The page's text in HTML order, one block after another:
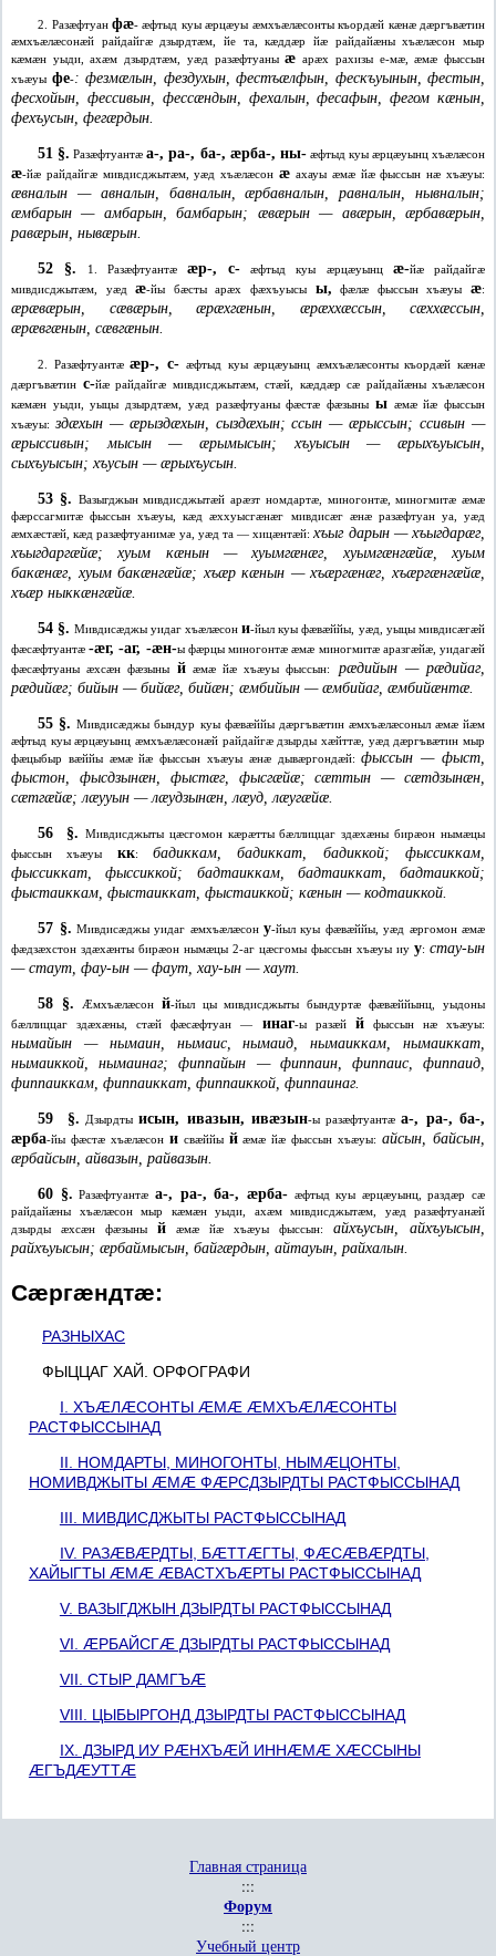
2. Разæфтуанфæ- æфтыд куы æрцæуы æмхъæлæсонты къордæй кæнæ дæргъвæтин
æмхъæлæсонæй райдайгæ дзырдтæм, йе та, кæддæр йæ райдайæны хъæлæсон мыр
кæмæн уыди, ахæм дзырдтæм, уæд разæфтуаныæ арæх рахизы е-мæ, æмæ фыссын
хъæуы фе-: фезмæлын, фездухын, фестъæлфын, фескъуынын, фестын,
фесхойын, фессивын, фессæндын, фехалын, фесафын, фегом кæнын,
фехъусын, фегæрдын.
51 §. Разæфтуантæа-, ра-, ба-, æрба-, ны-æфтыд куы æрцæуынц хъæлæсон
æ-йæ райдайгæ мивдисджытæм, уæд хъæлæсонæ ахауы æмæ йæ фыссын нæ хъæуы:
æвналын — авналын, бавналын, æрбавналын, равналын, нывналын;
æмбарын — амбарын, бамбарын; æвæрын — авæрын, æрбавæрын,
равæрын, нывæрын.
52 §. 1. Разæфтуантæ æр-, с- æфтыд куы æрцæуынц æ-йæ райдайгæ
мивдисджытæм, уæдæ-йы бæсты арæх фæхъуысы ы, фæлæ фыссын хъæуыæ:
æрæвæрын, сæвæрын, æрæхгæнын, æрæххæссын, сæххæссын,
æрæвгæнын, сæвгæнын.
2. Разæфтуантææр-, с-æфтыд куы æрцæуынц æмхъæлæсонты къордæй кæнæ
дæргъвæтин с-йæ райдайгæ мивдисджытæм, стæй, кæддæр сæ райдайæны хъæлæсон
кæмæн уыди, уыцы дзырдтæм, уæд разæфтуаны фæстæ фæзыны ыæмæ йæ фыссын
хъæуы: здæхын — æрыздæхын, сыздæхын; ссын — æрыссын; ссивын —
æрыссивын; мысын — æрымысын; хъуысын — æрыхъуысын,
сыхъуысын; хъусын — æрыхъусын.
53 §.
Вазыгджын мивдисджытæй арæзт номдартæ, миногонтæ, миногмитæ æмæ
фæрссагмитæ фыссын хъæуы, кæд æххуысгæнæг мивдисæг æнæ разæфтуан уа, уæд
æмхæстæй, кæд разæфтуанимæ уа, уæд та — хицæнтæй:хъыг дарын — хъыгдарæг,
хъыгдаргæйæ; хуым кæнын — хуымгæнæг, хуымгæнгæйæ, хуым
бакæнæг, хуым бакæнгæйæ; хъæр кæнын — хъæргæнæг, хъæргæнгæйæ,
хъæр ныккæнгæйæ.
54 §. Мивдисæджы уидаг хъæлæсони-йыл куы фæвæййы, уæд, уыцы мивдисæгæй
фæсæфтуантæ-æг, -аг, -æн-ы фæрцы миногонтæ æмæ миногмитæ аразгæйæ, уидагæй
фæсæфтуаны æхсæн фæзыны йæмæ йæ хъæуы фыссын:
рæдийын — рæдийаг,
рæдийæг; бийын — бийæг, бийæн; æмбийын — æмбийаг, æмбийæнтæ.
55 §.Мивдисæджы бындур куы фæвæййы дæргъвæтин æмхъæлæсоныл æмæ йæм
æфтыд куы æрцæуынц æмхъæлæсонæй райдайгæ дзырды хæйттæ, уæд дæргъвæтин мыр
фæцыбыр вæййы æмæ йæ фыссын хъæуы æнæ дывæргондæй:фыссын — фыст,
фыстон, фысдзынæн, фыстæг, фысгæйæ; сæттын — сæтдзынæн,
сæтгæйæ; лæууын — лæудзынæн, лæуд, лæугæйæ.
56 §.
Мивдисджыты цæсгомон кæрæтты бæллиццаг здæхæны бирæон нымæцы
фыссын хъæуы кк:бадиккам, бадиккат, бадиккой; фыссиккам,
фыссиккат, фыссиккой; бадтаиккам, бадтаиккат, бадтаиккой;
фыстаиккам, фыстаиккат, фыстаиккой; кæнын — кодтаиккой.
57 §. Мивдисæджы уидаг æмхъæлæсону-йыл куы фæвæййы, уæд æргомон æмæ
фæдзæхстон здæхæнты бирæон нымæцы 2-аг цæсгомы фыссын хъæуы иу у: стау-ын
— стаут, фау-ын — фаут, хау-ын — хаут.
58 §. Æмхъæлæсон й-йыл цы мивдисджыты бындуртæ фæвæййынц, уыдоны
бæллиццаг здæхæны, стæй фæсæфтуан — инаг-ы разæй йфыссын нæ хъæуы:
нымайын — нымаин, нымаис, нымаид, нымаиккам, нымаиккат,
нымаиккой, нымаинаг; фиппайын — фиппаин, фиппаис, фиппаид,
фиппаиккам, фиппаиккат, фиппаиккой, фиппаинаг.
59 §. Дзырдтыисын, ивазын, ивæзын-ы разæфтуантæа-, ра-, ба-,
æрба-йы фæстæ хъæлæсон исвæййы йæмæ йæ фыссын хъæуы:айсын, байсын,
æрбайсын, айвазын, райвазын.
60 §. Разæфтуантæа-, ра-, ба-, æрба-æфтыд куы æрцæуынц, раздæр сæ
райдайæны хъæлæсон мыр кæмæн уыди, ахæм мивдисджытæм, уæд разæфтуанæй
дзырды æхсæн фæзыны й æмæ йæ хъæуы фыссын: айхъусын, айхъуысын,
райхъуысын; æрбаймысын, байгæрдын, айтауын, райхалын.
Сæргæндтæ:
РАЗНЫХАС
ФЫЦЦАГ ХАЙ. ОРФОГРАФИ
I. ХЪÆЛÆСОНТЫ ÆМÆ ÆМХЪÆЛÆСОНТЫ
РАСТФЫССЫНАД
II. НОМДАРТЫ, МИНОГОНТЫ, НЫМÆЦОНТЫ,
НОМИВДЖЫТЫ ÆМÆ ФÆРСДЗЫРДТЫ РАСТФЫССЫНАД
III. МИВДИСДЖЫТЫ РАСТФЫССЫНАД
IV. РАЗÆВÆРДТЫ, БÆТТÆГТЫ, ФÆСÆВÆРДТЫ,
ХАЙЫГТЫ ÆМÆ ÆВАСТХЪÆРТЫ РАСТФЫССЫНАД
V. ВАЗЫГДЖЫН ДЗЫРДТЫ РАСТФЫССЫНАД
VI. ÆРБАЙСГÆ ДЗЫРДТЫ РАСТФЫССЫНАД
VII. СТЫР ДАМГЪÆ
VIII. ЦЫБЫРГОНД ДЗЫРДТЫ РАСТФЫССЫНАД
IX. ДЗЫРД ИУ РÆНХЪÆЙ ИННÆМÆ ХÆССЫНЫ
ÆГЪДÆУТТÆ
Главная страница
:::
Форум
:::
Учебный центр